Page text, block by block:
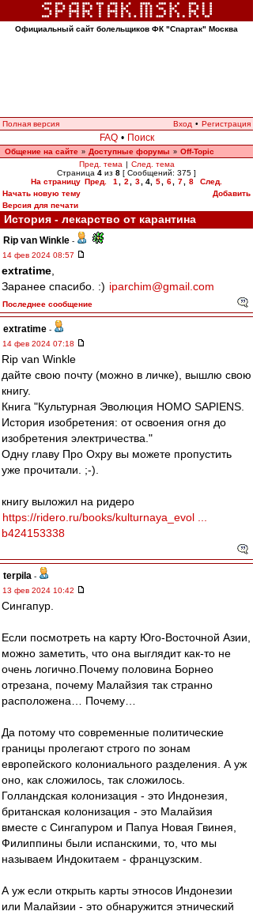
Официальный сайт болельщиков ФК "Спартак" Москва
Полная версия Вход • Регистрация
FAQ • Поиск
Общение на сайте » Доступные форумы » Off-Topic
Пред. тема | След. тема
Страница 4 из 8 [ Сообщений: 375 ]
На страницу Пред. 1 2 3 4 5 6 7 8
След.
Начать новую тему
Добавить
Версия для печати
История - лекарство от карантина
Rip van Winkle -
14 фев 2024 08:57
extratime
Заранее спасибо. :) iparchim@gmail.com
Последнее сообщение
extratime -
14 фев 2024 07:18
Rip van Winkle
дайте свою почту (можно в личке), вышлю свою
книгу.
Книга "Культурная Эволюция HOMO SAPIENS.
История изобретения: от освоения огня до
изобретения электричества."
Одну главу Про Охру вы можете пропустить
уже прочитали. ;-).
книгу выложил на ридеро
https://ridero.ru/books/kulturnaya_evol ...
b424153338
terpila -
13 фев 2024 10:42
Сингапур.
Если посмотреть на карту Юго-Восточной Азии,
можно заметить, что она выглядит как-то не
очень логично.Почему половина Борнео
отрезана, почему Малайзия так странно
расположена… Почему…
Да потому что современные политические
границы пролегают строго по зонам
европейского колониального разделения. А уж
оно, как сложилось, так сложилось.
Голландская колонизация - это Индонезия,
британская колонизация - это Малайзия
вместе с Сингапуром и Папуа Новая Гвинея,
Филиппины были испанскими, то, что мы
называем Индокитаем - французским.
А уж если открыть карты этносов Индонезии
или Малайзии - это обнаружится этнический